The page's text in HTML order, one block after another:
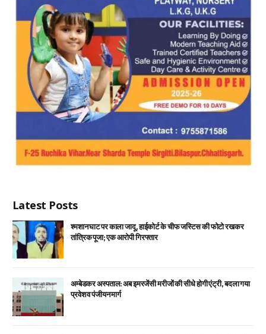
Latest Posts
श्मशान घाट पर काला जादू, हाईकोर्ट के चीफ जस्टिस की फोटो रखकर
तांत्रिक पूजा; एक आरोपी गिरफ्तार
अम्बेडकर अस्पताल: अब इमरजेंसी मरीजों की सीधे होगी एंट्री, बदला गया
प्रवेश व पंजीयन मार्ग